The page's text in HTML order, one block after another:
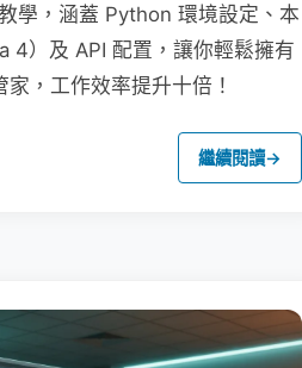
學，涵蓋 Python 環境設定、本
4）及 API 配置，讓你輕鬆擁有
，工作效率提升十倍！
繼續閱讀→